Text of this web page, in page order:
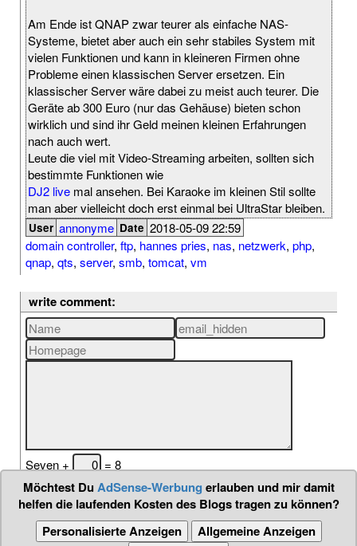
Am Ende ist QNAP zwar teurer als einfache NAS-
Systeme, bietet aber auch ein sehr stabiles System mit
vielen Funktionen und kann in kleineren Firmen ohne
Probleme einen klassischen Server ersetzen. Ein
klassischer Server wäre dabei zu meist auch teurer. Die
Geräte ab 300 Euro (nur das Gehäuse) bieten schon
wirklich und sind ihr Geld meinen kleinen Erfahrungen
nach auch wert.
Leute die viel mit Video-Streaming arbeiten, sollten sich
bestimmte Funktionen wie
DJ2 live mal ansehen. Bei Karaoke im kleinen Stil sollte
man aber vielleicht doch erst einmal bei UltraStar bleiben.
User annonyme Date 2018-05-09 22:59
domain controller, ftp, hannes pries, nas, netzwerk, php,
qnap, qts, server, smb, tomcat, vm
write comment:
Seven + = 8
Möchtest DuAdSense-Werbung erlauben und mir damit
helfen die laufenden Kosten des Blogs tragen zu können?
Personalisierte Anzeigen
Allgemeine Anzeigen